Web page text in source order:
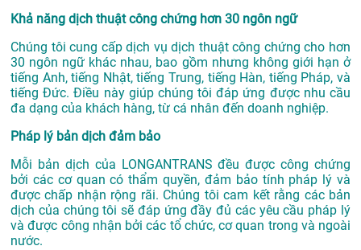
Khả năng dịch thuật công chứng hơn 30 ngôn ngữ
Chúng tôi cung cấp dịch vụ dịch thuật công chứng cho hơn
30 ngôn ngữ khác nhau, bao gồm nhưng không giới hạn ở
tiếng Anh, tiếng Nhật, tiếng Trung, tiếng Hàn, tiếng Pháp, và
tiếng Đức. Điều này giúp chúng tôi đáp ứng được nhu cầu
đa dạng của khách hàng, từ cá nhân đến doanh nghiệp.
Pháp lý bản dịch đảm bảo
Mỗi bản dịch của LONGANTRANS đều được công chứng
bởi các cơ quan có thẩm quyền, đảm bảo tính pháp lý và
được chấp nhận rộng rãi. Chúng tôi cam kết rằng các bản
dịch của chúng tôi sẽ đáp ứng đầy đủ các yêu cầu pháp lý
và được công nhận bởi các tổ chức, cơ quan trong và ngoài
nước.